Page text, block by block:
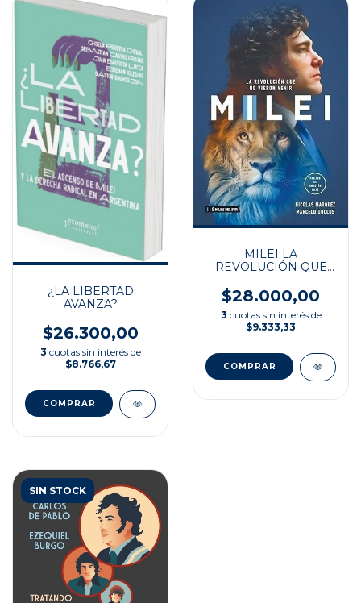
¿LA LIBERTAD
AVANZA?
$26.300,00
3 cuotas sin interés de
$8.766,67
MILEI LA
REVOLUCIÓN QUE
$28.000,00
3 cuotas sin interés de
$9.333,33
SIN STOCK